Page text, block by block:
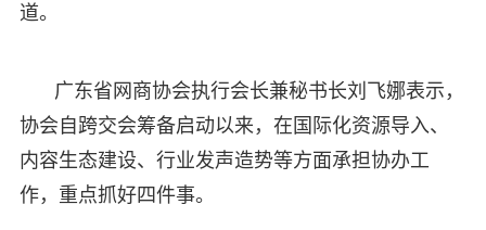
道。
广东省网商协会执行会长兼秘书长刘飞娜表示，
协会自跨交会筹备启动以来，在国际化资源导入、
内容生态建设、行业发声造势等方面承担协办工
作，重点抓好四件事。